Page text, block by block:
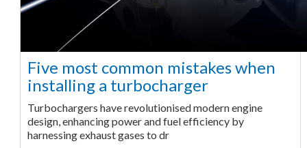
Five most common mistakes when
installing a turbocharger
Turbochargers have revolutionised modern engine
design, enhancing power and fuel efficiency by
harnessing exhaust gases to dr